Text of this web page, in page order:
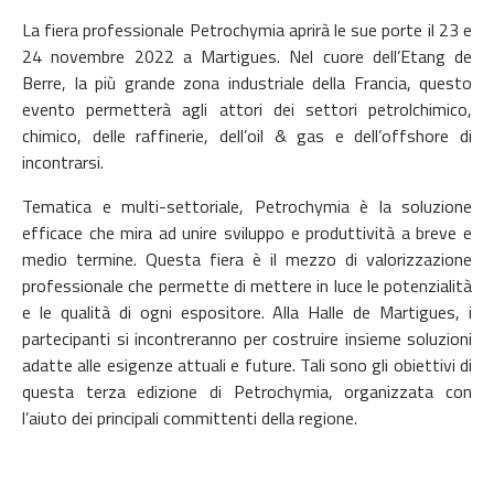
La fiera professionale Petrochymia aprirà le sue porte il 23 e
24 novembre 2022 a Martigues. Nel cuore dell’Etang de
Berre, la più grande zona industriale della Francia, questo
evento permetterà agli attori dei settori petrolchimico,
chimico, delle raffinerie, dell’oil & gas e dell’offshore di
incontrarsi.
Tematica e multi-settoriale, Petrochymia è la soluzione
efficace che mira ad unire sviluppo e produttività a breve e
medio termine. Questa fiera è il mezzo di valorizzazione
professionale che permette di mettere in luce le potenzialità
e le qualità di ogni espositore. Alla Halle de Martigues, i
partecipanti si incontreranno per costruire insieme soluzioni
adatte alle esigenze attuali e future. Tali sono gli obiettivi di
questa terza edizione di Petrochymia, organizzata con
l’aiuto dei principali committenti della regione.